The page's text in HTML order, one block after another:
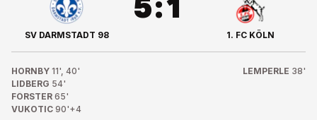
SV DARMSTADT 98 1. FC KÖLN
HORNBY 11', 40'
LIDBERG 54'
FÖRSTER 65'
VUKOTIC 90'+4
LEMPERLE 38'